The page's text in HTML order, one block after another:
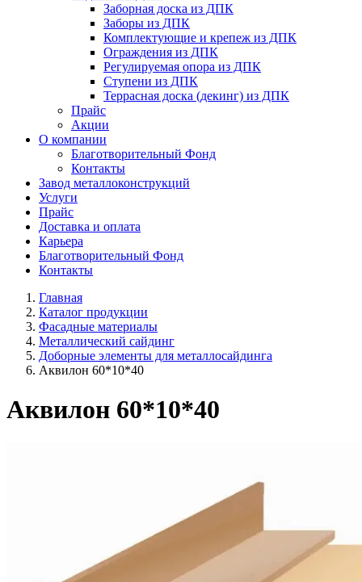
Заборная доска из ДПК
Заборы из ДПК
Комплектующие и крепеж из ДПК
Ограждения из ДПК
Регулируемая опора из ДПК
Ступени из ДПК
Террасная доска (декинг) из ДПК
Прайс
Акции
О компании
Благотворительный Фонд
Контакты
Завод металлоконструкций
Услуги
Прайс
Доставка и оплата
Карьера
Благотворительный Фонд
Контакты
Главная
Каталог продукции
Фасадные материалы
Металлический сайдинг
Доборные элементы для металлосайдинга
Аквилон 60*10*40
Аквилон 60*10*40